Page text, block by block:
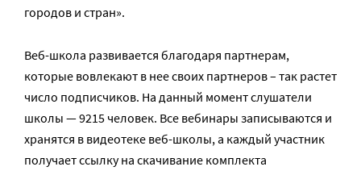
городов и стран».
Веб-школа развивается благодаря партнерам,
которые вовлекают в нее своих партнеров – так растет
число подписчиков. На данный момент слушатели
школы — 9215 человек. Все вебинары записываются и
хранятся в видеотеке веб-школы, а каждый участник
получает ссылку на скачивание комплекта